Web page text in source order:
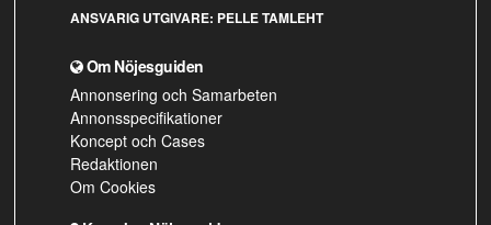
ANSVARIG UTGIVARE: PELLE TAMLEHT
Om Nöjesguiden
Annonsering och Samarbeten
Annonsspecifikationer
Koncept och Cases
Redaktionen
Om Cookies